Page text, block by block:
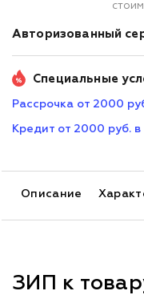
Авторизованный
Специальные
Рассрочка от 2000
Кредит от 2000 руб. в
Описание
ЗИП к